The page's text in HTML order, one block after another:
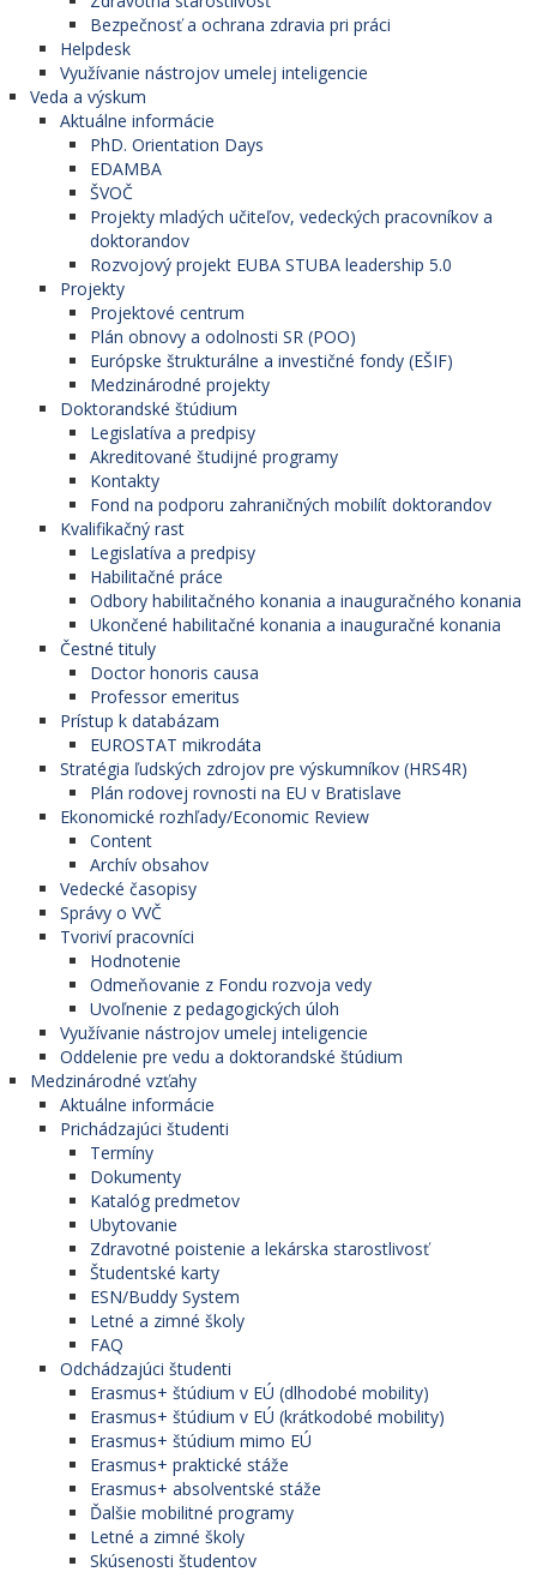
Bezpečnosť a ochrana zdravia pri práci
Helpdesk
Využívanie nástrojov umelej inteligencie
Veda a výskum
Aktuálne informácie
PhD. Orientation Days
EDAMBA
ŠVOČ
Projekty mladých učiteľov, vedeckých pracovníkov a
doktorandov
Rozvojový projekt EUBA STUBA leadership 5.0
Projekty
Projektové centrum
Plán obnovy a odolnosti SR (POO)
Európske štrukturálne a investičné fondy (EŠIF)
Medzinárodné projekty
Doktorandské štúdium
Legislatíva a predpisy
Akreditované študijné programy
Kontakty
Fond na podporu zahraničných mobilít doktorandov
Kvalifikačný rast
Legislatíva a predpisy
Habilitačné práce
Odbory habilitačného konania a inauguračného konania
Ukončené habilitačné konania a inauguračné konania
Čestné tituly
Doctor honoris causa
Professor emeritus
Prístup k databázam
EUROSTAT mikrodáta
Stratégia ľudských zdrojov pre výskumníkov (HRS4R)
Plán rodovej rovnosti na EU v Bratislave
Ekonomické rozhľady/Economic Review
Content
Archív obsahov
Vedecké časopisy
Správy o VVČ
Tvoriví pracovníci
Hodnotenie
Odmeňovanie z Fondu rozvoja vedy
Uvoľnenie z pedagogických úloh
Využívanie nástrojov umelej inteligencie
Oddelenie pre vedu a doktorandské štúdium
Medzinárodné vzťahy
Aktuálne informácie
Prichádzajúci študenti
Termíny
Dokumenty
Katalóg predmetov
Ubytovanie
Zdravotné poistenie a lekárska starostlivosť
Študentské karty
ESN/Buddy System
Letné a zimné školy
FAQ
Odchádzajúci študenti
Erasmus+ štúdium v EÚ (dlhodobé mobility)
Erasmus+ štúdium v EÚ (krátkodobé mobility)
Erasmus+ štúdium mimo EÚ
Erasmus+ praktické stáže
Erasmus+ absolventské stáže
Ďalšie mobilitné programy
Letné a zimné školy
Skúsenosti študentov